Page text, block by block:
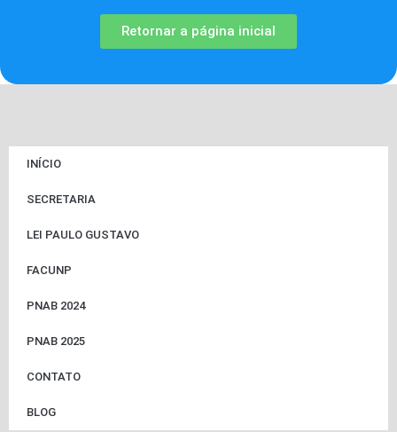
Retornar a página inicial
INÍCIO
SECRETARIA
LEI PAULO GUSTAVO
FACUNP
PNAB 2024
PNAB 2025
CONTATO
BLOG